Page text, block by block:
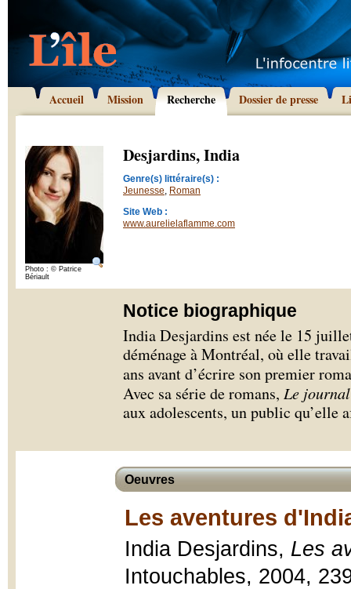
Accueil Mission Recherche Dossier de presse
Photo : © Patrice
Bériault
Desjardins, India
Genre(s) littéraire(s) :
Jeunesse, Roman
Site Web :
www.aurelielaflamme.com
Notice biographique
India Desjardins est née le 15
déménage à Montréal, où elle
ans avant d’écrire son premier
Avec sa série de romans, Le
aux adolescents, un public qu’elle
Oeuvres
Les aventures
India Desjardins, Les
Intouchables, 2004,